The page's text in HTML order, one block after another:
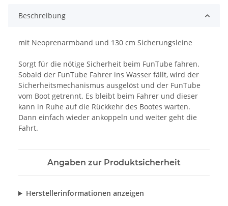
Beschreibung
mit Neoprenarmband und 130 cm Sicherungsleine
Sorgt für die nötige Sicherheit beim FunTube fahren.
Sobald der FunTube Fahrer ins Wasser fällt, wird der
Sicherheitsmechanismus ausgelöst und der FunTube
vom Boot getrennt. Es bleibt beim Fahrer und dieser
kann in Ruhe auf die Rückkehr des Bootes warten.
Dann einfach wieder ankoppeln und weiter geht die
Fahrt.
Angaben zur Produktsicherheit
Herstellerinformationen anzeigen